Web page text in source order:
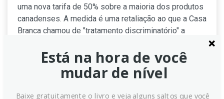
uma nova tarifa de 50% sobre a maioria dos produtos
canadenses. A medida é uma retaliação ao que a Casa
Branca chamou de "tratamento discriminatório" a
baseada em uma lei de 1930, entra em vigor em 19
Está na hora de você
mudar de nível
Baixe gratuitamente o livro e veja alguns saltos que você